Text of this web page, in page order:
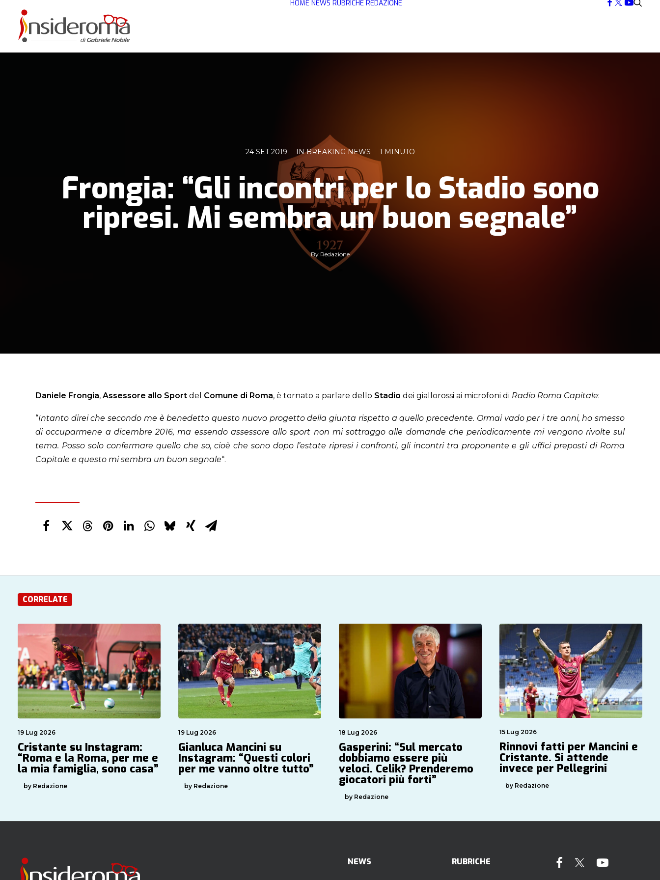
HOME NEWS RUBRICHE REDAZIONE
24 SET 2019 INBREAKING NEWS 1 MINUTO
Frongia: “Gli incontri per lo Stadio sono
ripresi. Mi sembra un buon segnale”
By Redazione
Daniele Frongia, Assessore allo Sport del Comune di Roma, è tornato a parlare dello Stadio dei giallorossi ai microfoni di Radio Roma Capitale:
“Intanto direi che secondo me è benedetto questo nuovo progetto della giunta rispetto a quello precedente. Ormai vado per i tre anni, ho smesso
di occuparmene a dicembre 2016, ma essendo assessore allo sport non mi sottraggo alle domande che periodicamente mi vengono rivolte sul
tema. Posso solo confermare quello che so, cioè che sono dopo l’estate ripresi i confronti, gli incontri tra proponente e gli uffici preposti di Roma
Capitale e questo mi sembra un buon segnale“.
CORRELATE
19 Lug 2026
Cristante su Instagram:
“Roma e la Roma, per me e
la mia famiglia, sono casa”
by Redazione
19 Lug 2026
Gianluca Mancini su
Instagram: “Questi colori
per me vanno oltre tutto”
by Redazione
18 Lug 2026
Gasperini: “Sul mercato
dobbiamo essere più
veloci. Celik? Prenderemo
giocatori più forti”
by Redazione
15 Lug 2026
Rinnovi fatti per Mancini e
Cristante. Si attende
invece per Pellegrini
by Redazione
NEWS RUBRICHE